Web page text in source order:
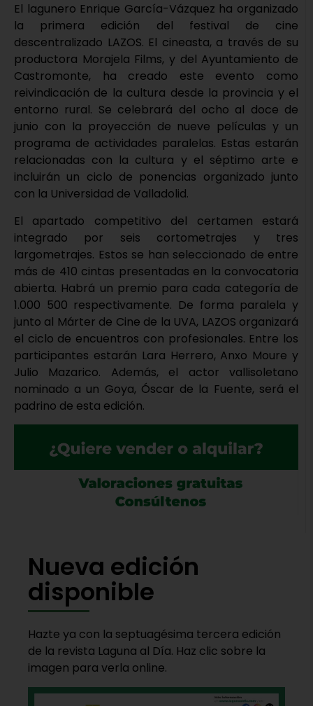
El lagunero Enrique García-Vázquez ha organizado
la primera edición del festival de cine
descentralizado LAZOS. El cineasta, a través de su
productora Morajela Films, y del Ayuntamiento de
Castromonte, ha creado este evento como
reivindicación de la cultura desde la provincia y el
entorno rural. Se celebrará del ocho al doce de
junio con la proyección de nueve películas y un
programa de actividades paralelas. Estas estarán
relacionadas con la cultura y el séptimo arte e
incluirán un ciclo de ponencias organizado junto
con la Universidad de Valladolid.
El apartado competitivo del certamen estará
integrado por seis cortometrajes y tres
largometrajes. Estos se han seleccionado de entre
más de 410 cintas presentadas en la convocatoria
abierta. Habrá un premio para cada categoría de
1.000 500 respectivamente. De forma paralela y
junto al Márter de Cine de la UVA, LAZOS organizará
el ciclo de encuentros con profesionales. Entre los
participantes estarán Lara Herrero, Anxo Moure y
Julio Mazarico. Además, el actor vallisoletano
nominado a un Goya, Óscar de la Fuente, será el
padrino de esta edición.
Nueva edición
disponible
Hazte ya con la septuagésima tercera edición
de la revista Laguna al Día. Haz clic sobre la
imagen para verla online.